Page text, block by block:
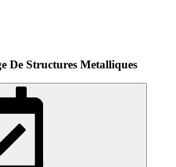
De Structures Metalliques